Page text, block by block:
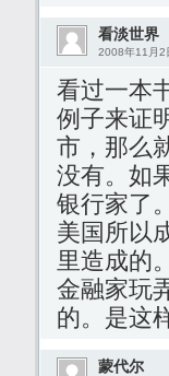
看淡世界
2008年11月2
看过一本
例子来证
市，那么
没有。如
银行家了
美国所以
里造成的
金融家玩
的。是这
蒙代尔